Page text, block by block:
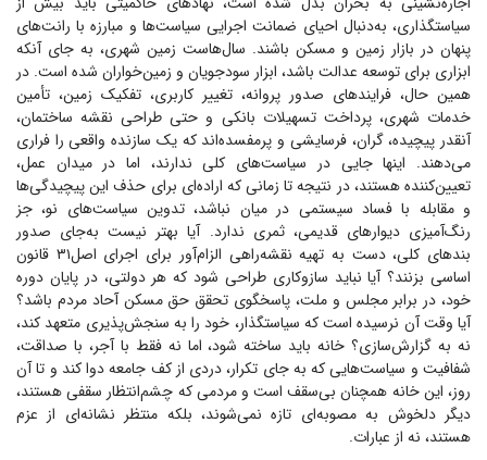
سیاستگذاری، به‌دنبال احیای ضمانت اجرایی سیاست‌ها و مبارزه با رانت‌های
پنهان در بازار زمین و مسکن باشند. سال‌هاست زمین شهری، به جای آنکه
ابزاری برای توسعه عدالت باشد، ابزار سودجویان و زمین‌خواران شده است. در
همین حال، فرایند‌های صدور پروانه، تغییر کاربری، تفکیک زمین، تأمین
خدمات شهری، پرداخت تسهیلات بانکی و حتی طراحی نقشه ساختمان،
آنقدر پیچیده، گران، فرسایشی و پرمفسده‌اند که یک سازنده واقعی را فراری
می‌دهند. اینها جایی در سیاست‌های کلی ندارند، اما در میدان عمل،
تعیین‌کننده هستند، در نتیجه تا زمانی که اراده‌ای برای حذف این پیچیدگی‌ها
و مقابله با فساد سیستمی در میان نباشد، تدوین سیاست‌های نو، جز
رنگ‌آمیزی دیوار‌های قدیمی، ثمری ندارد. آیا بهتر نیست به‌جای صدور
بند‌های کلی، دست به تهیه نقشه‌راهی الزام‌آور برای اجرای اصل۳۱ قانون
اساسی بزنند؟ آیا نباید سازوکاری طراحی شود که هر دولتی، در پایان دوره
خود، در برابر مجلس و ملت، پاسخگوی تحقق حق مسکن آحاد مردم باشد؟
آیا وقت آن نرسیده است که سیاستگذار، خود را به سنجش‌پذیری متعهد کند،
نه به گزارش‌سازی؟ خانه باید ساخته شود، اما نه فقط با آجر، با صداقت،
شفافیت و سیاست‌هایی که به جای تکرار، دردی از کف جامعه دوا کند و تا آن
روز، این خانه همچنان بی‌سقف است و مردمی که چشم‌انتظار سقفی هستند،
دیگر دلخوش به مصوبه‌ای تازه نمی‌شوند، بلکه منتظر نشانه‌ای از عزم
هستند، نه از عبارات.